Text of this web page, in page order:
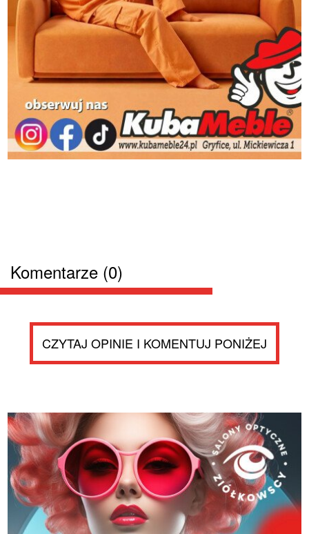
Komentarze (0)
CZYTAJ OPINIE I KOMENTUJ PONIŻEJ